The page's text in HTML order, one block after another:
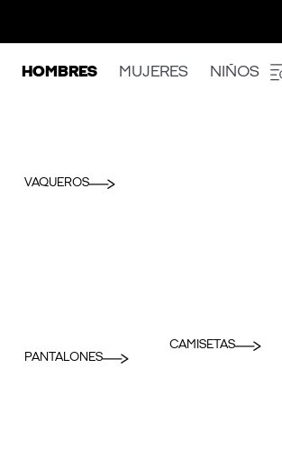
HOMBRES MUJERES NIÑOS
VAQUEROS
PANTALONES
CAMISETAS